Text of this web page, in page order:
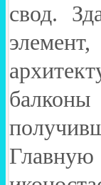
свод.
Главную